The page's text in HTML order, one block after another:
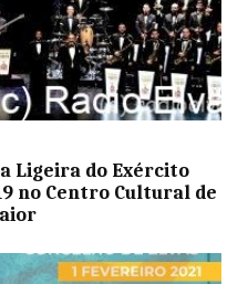
Ligeira do Exército
no Centro Cultural de